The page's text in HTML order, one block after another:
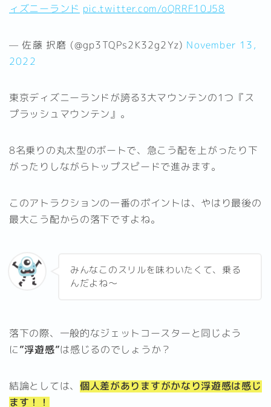
ィズニーランド pic.twitter.com/oQRRF10J58
— 佐藤 択磨 (@gp3TQPs2K32g2Yz) November 13,
2022
東京ディズニーランドが誇る3大マウンテンの1つ『ス
プラッシュマウンテン』。
8名乗りの丸太型のボートで、急こう配を上がったり下
がったりしながらトップスピードで進みます。
このアトラクションの一番のポイントは、やはり最後の
最大こう配からの落下ですよね。
みんなこのスリルを味わいたくて、乗る
んだよね～
落下の際、一般的なジェットコースターと同じよう
に”浮遊感”は感じるのでしょうか？
結論としては、 個人差がありますがかなり浮遊感は感じ
ます！！